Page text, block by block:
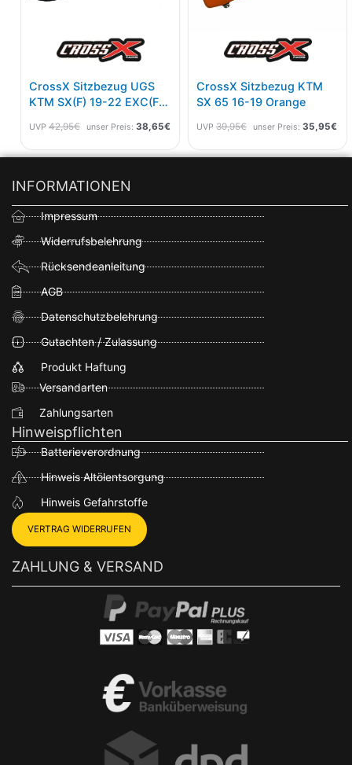
CrossX Sitzbezug UGS
KTM SX(F) 19-22 EXC(F)
UVP 42,95€ unser Preis: 38,65€
CrossX Sitzbezug KTM
SX 65 16-19 Orange
UVP 39,95€ unser Preis: 35,95€
INFORMATIONEN
Impressum
Widerrufsbelehrung
Rücksendeanleitung
AGB
Datenschutzbelehrung
Gutachten / Zulassung
Produkt Haftung
Versandarten
Zahlungsarten
Hinweispflichten
Batterieverordnung
Hinweis Altölentsorgung
Hinweis Gefahrstoffe
VERTRAG WIDERRUFEN
ZAHLUNG & VERSAND